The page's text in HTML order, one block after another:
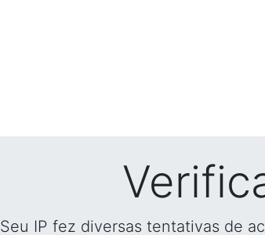
Seu IP fez diversas tentativas de